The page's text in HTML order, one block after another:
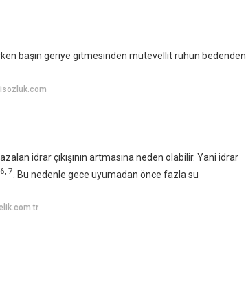
başın geriye gitmesinden mütevellit ruhun bedenden
idrar çıkışının artmasına neden olabilir. Yani idrar
6 7 . Bu nedenle gece uyumadan önce fazla su